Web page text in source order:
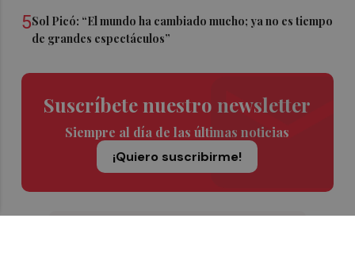
5Sol Picó: “El mundo ha cambiado mucho; ya no es tiempo
de grandes espectáculos”
Suscríbete nuestro newsletter
Siempre al día de las últimas noticias
¡Quiero suscribirme!